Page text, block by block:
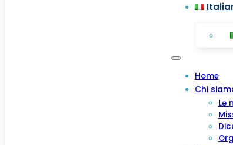
Home
Chi
Lə